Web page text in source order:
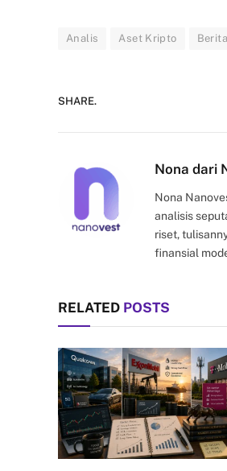
Analis Aset Kripto Berita
SHARE.
Nona dari
Nona
analisis
riset,
finansial
RELATED POSTS